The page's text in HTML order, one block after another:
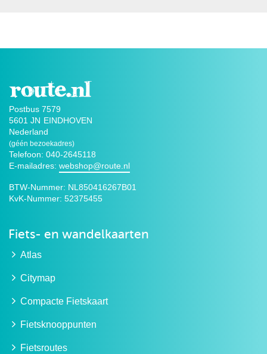
Postbus 7579
5601 JN EINDHOVEN
Nederland
(géén bezoekadres)
Telefoon: 040-2645118
E-mailadres: webshop@route.nl
BTW-Nummer: NL850416267B01
KvK-Nummer: 52375455
Fiets- en wandelkaarten
Atlas
Citymap
Compacte Fietskaart
Fietsknooppunten
Fietsroutes